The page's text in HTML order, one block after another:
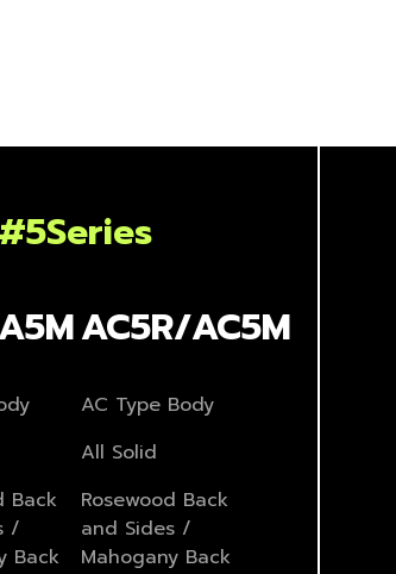
#5Series
Back
/
Back
AC5R/AC5M
AC Type Body
All Solid
Rosewood Back
and Sides /
Mahogany Back